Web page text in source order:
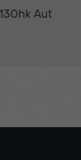
X Design
KLIPP!